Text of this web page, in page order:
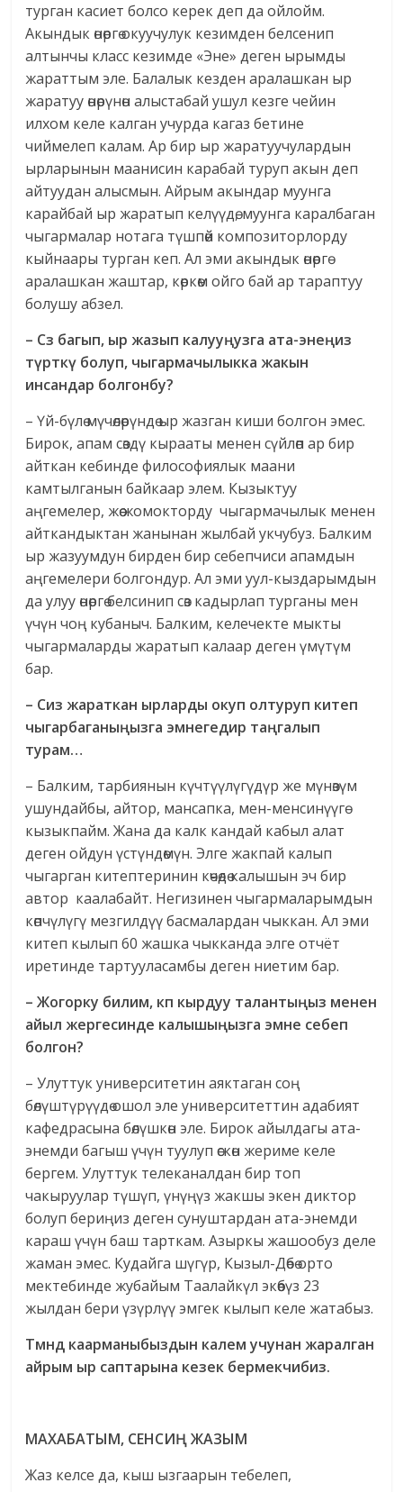
турган касиет болсо керек деп да ойлойм.
Акындык өнөргө окуучулук кезимден белсенип
алтынчы класс кезимде «Эне» деген ырымды
жараттым эле. Балалык кезден аралашкан ыр
жаратуу өнөрүнөн алыстабай ушул кезге чейин
илхом келе калган учурда кагаз бетине
чиймелеп калам. Ар бир ыр жаратуучулардын
ырларынын маанисин карабай туруп акын деп
айтуудан алысмын. Айрым акындар муунга
карайбай ыр жаратып келүүдө, муунга каралбаган
чыгармалар нотага түшпөй композиторлорду
кыйнаары турган кеп. Ал эми акындык өнөргө
аралашкан жаштар, көркөм ойго бай ар тараптуу
болушу абзел.
– Сз багып, ыр жазып калууңузга ата-энеңиз
түрткү болуп, чыгармачылыкка жакын
инсандар болгонбу?
– Үй-бүлө мүчөлөрүндө ыр жазган киши болгон эмес.
Бирок, апам сөздү кырааты менен сүйлөп ар бир
айткан кебинде философиялык маани
камтылганын байкаар элем. Кызыктуу
аңгемелер, жөө жомокторду чыгармачылык менен
айткандыктан жанынан жылбай укчубуз. Балким
ыр жазуумдун бирден бир себепчиси апамдын
аңгемелери болгондур. Ал эми уул-кыздарымдын
да улуу өнөргө белсинип сөз кадырлап турганы мен
үчүн чоң кубаныч. Балким, келечекте мыкты
чыгармаларды жаратып калаар деген үмүтүм
бар.
– Сиз жараткан ырларды окуп олтуруп китеп
чыгарбаганыңызга эмнегедир таңгалып
турам…
– Балким, тарбиянын күчтүүлүгүдүр же мүнөзүм
ушундайбы, айтор, мансапка, мен-менсинүүгө
кызыкпайм. Жана да калк кандай кабыл алат
деген ойдун үстүндөмүн. Элге жакпай калып
чыгарган китептеринин көчөдө калышын эч бир
автор каалабайт. Негизинен чыгармаларымдын
көпчүлүгү мезгилдүү басмалардан чыккан. Ал эми
китеп кылып 60 жашка чыкканда элге отчёт
иретинде тартууласамбы деген ниетим бар.
– Жогорку билим, кп кырдуу талантыңыз менен
айыл жергесинде калышыңызга эмне себеп
болгон?
– Улуттук университетин аяктаган соң
бөлүштүрүүдө ошол эле университеттин адабият
кафедрасына бөлүшкөн эле. Бирок айылдагы ата-
энемди багыш үчүн туулуп өскөн жериме келе
бергем. Улуттук телеканалдан бир топ
чакыруулар түшүп, үнүңүз жакшы экен диктор
болуп бериңиз деген сунуштардан ата-энемди
караш үчүн баш тарткам. Азыркы жашообуз деле
жаман эмес. Кудайга шүгүр, Кызыл-Дөбө орто
мектебинде жубайым Таалайкүл экөөбүз 23
жылдан бери үзүрлүү эмгек кылып келе жатабыз.
Тмнд каарманыбыздын калем учунан жаралган
айрым ыр саптарына кезек бермекчибиз.
МАХАБАТЫМ, СЕНСИҢЖАЗЫМ
Жаз келсе да, кыш ызгаарын тебелеп,